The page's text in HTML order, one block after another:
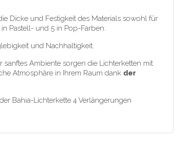
Dicke und Festigkeit des Materials sowohl für
Pastell- und 5 in Pop-Farben.
und Nachhaltigkeit.
Ambiente sorgen die Lichterketten mit
Atmosphäre in Ihrem Raum dank der
Bahia-Lichterkette 4 Verlängerungen